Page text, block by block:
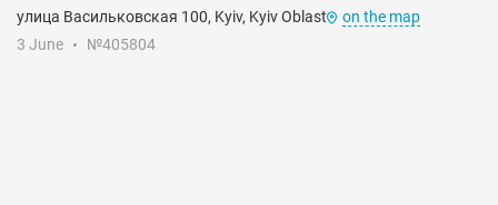
улица Васильковская 100, Kyiv, Kyiv Oblast
on the map
3 June
№405804